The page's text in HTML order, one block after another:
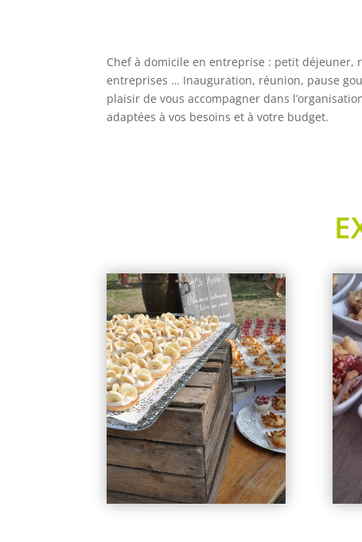
Chef à domicile en entreprise : petit déjeuner,
entreprises … Inauguration, réunion, pause
plaisir de vous accompagner dans
adaptées à vos besoins et à votre budget.